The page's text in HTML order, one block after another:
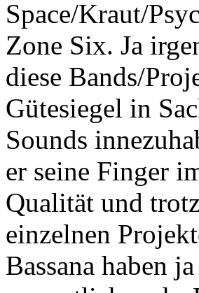
Space/Kraut/
Zone Six. Ja
diese Bands/
Gütesiegel in
Sounds
er seine Finger
Qualität und
einzelnen
Bassana haben